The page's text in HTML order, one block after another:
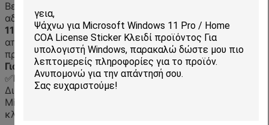
Βεβαιωθείτε ότι η συσκευή σας πληροί τα πρότυπα
αδειοδότησης της Microsoft
11 Pro COAΗ αυθεντική αυτή ετικέτα παρέχει νομική
απόδειξη ιδιοκτησίας και είναι υποχρεωτική για τα
προεγκατεστημένα συστήματα Windows.
Γιατί να επιλέξετε αυτό το αυτοκόλλητο άδειας COA;
✅Εγγυημένη Αυθεντικότητα
Διαθέτει τα ολογραφικά πρότυπα ασφαλείας της
Microsoft, κωδικούς QR και ένα μοναδικό 25ψήφιο
κλειδί προϊόντος.